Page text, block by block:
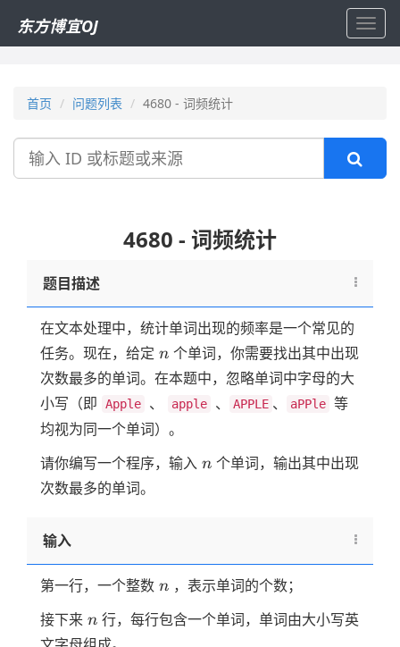
东方博宜OJ
首页 问题列表 4680 - 词频统计
搜
4680 - 词频统计
题目描述
在文本处理中，统计单词出现的频率是一个常见的
任务。现在，给定 n
n 个单词，你需要找出其中出现
次数最多的单词。在本题中，忽略单词中字母的大
小写（即
Apple 、 apple 、 APPLE 、 aPPle 等
均视为同一个单词）。
请你编写一个程序，输入 n
n 个单词，输出其中出现
次数最多的单词。
输入
第一行，一个整数 n
n ，表示单词的个数；
接下来 n
n 行，每行包含一个单词，单词由大小写英